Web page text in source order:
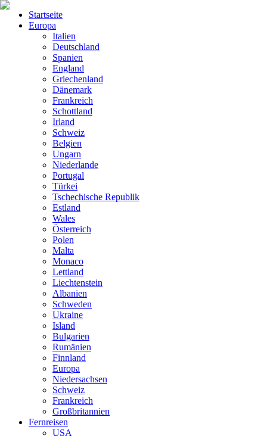
Startseite
Europa
Italien
Deutschland
Spanien
England
Griechenland
Dänemark
Frankreich
Schottland
Irland
Schweiz
Belgien
Ungarn
Niederlande
Portugal
Türkei
Tschechische Republik
Estland
Wales
Österreich
Polen
Malta
Monaco
Lettland
Liechtenstein
Albanien
Schweden
Ukraine
Island
Bulgarien
Rumänien
Finnland
Europa
Niedersachsen
Schweiz
Frankreich
Großbritannien
Fernreisen
USA